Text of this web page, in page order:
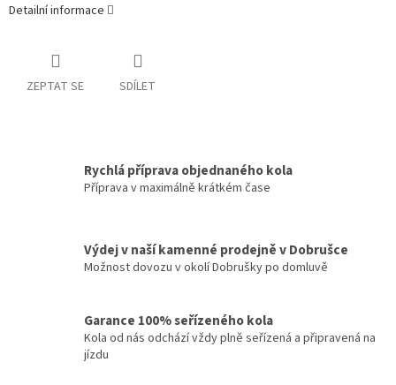
Detailní informace
ZEPTAT SE SDÍLET
Rychlá příprava objednaného kola
Příprava v maximálně krátkém čase
Výdej v naší kamenné prodejně v Dobrušce
Možnost dovozu v okolí Dobrušky po domluvě
Garance 100% seřízeného kola
Kola od nás odchází vždy plně seřízená a připravená na
jízdu